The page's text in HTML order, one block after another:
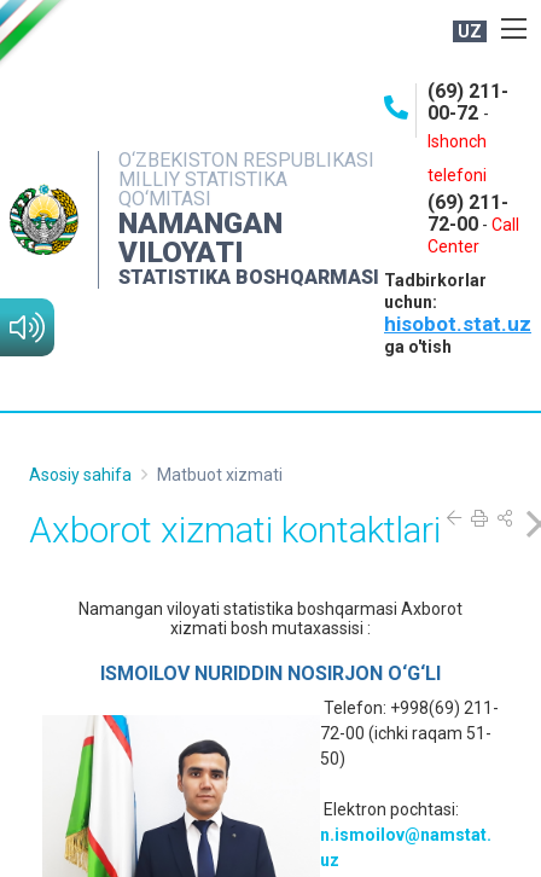
UZ
O‘ZBEKISTON RESPUBLIKASI
MILLIY STATISTIKA
QO‘MITASI
NAMANGAN
VILOYATI
STATISTIKA BOSHQARMASI
(69) 211-
00-72 -
Ishonch
telefoni
(69) 211-
72-00 - Call
Center
Tadbirkorlar
uchun:
hisobot.stat.uz
ga o'tish
NASHRLAR
INTERAKTIV XIZMATLAR
MATBUOT XIZMATI
MUROJAATLAR
Asosiy sahifa Matbuot xizmati
Axborot xizmati kontaktlari
Namangan viloyati statistika boshqarmasi Axborot
xizmati bosh mutaxassisi :
ISMOILOV NURIDDIN NOSIRJON O‘G‘LI
Telefon: +998(69) 211-
72-00 (ichki raqam 51-
50)
Elektron pochtasi:
n.ismoilov@namstat.
uz